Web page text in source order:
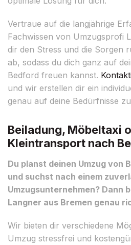
Vertraue auf die langjährige
Fachwissen von Umzugsprofi
dir den Stress und die Sorgen
ab, sodass du dich ganz auf
Bedford freuen kannst.
und wir erstellen dir ein
genau auf deine Bedürfnisse
Beiladung, Möbeltaxi
Kleintransport nach
Du planst deinen Umzug von
und suchst nach einem
Umzugsunternehmen? Dann
Langner aus Bremen genau
Wir bieten dir verschiedene
Umzug stressfrei und